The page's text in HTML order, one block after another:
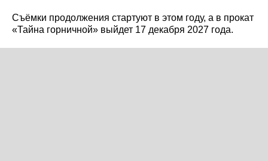
Съёмки продолжения стартуют в этом году, а в прокат
«Тайна горничной» выйдет 17 декабря 2027 года.